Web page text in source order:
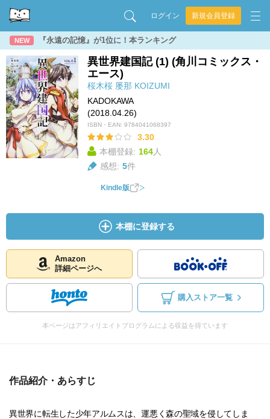
ログイン 新規会員登録
NEW 『永遠の記憶』が1位に！本ランキング
異世界建国記 (1) (角川コミックス・
エース)
桜木桜 屡那 KOIZUMI
KADOKAWA
(2018.04.26)
ISBN・EAN: 9784041068397
3.30
本棚登録: 164人
感想: 5件
Kindle版
本棚に登録する
Amazon
詳細ページへ
購入ストア一覧
本ページはアフィリエイトプログラムによる収益を得ています
作品紹介・あらすじ
異世界に転生した少年アルムスは、運悪く森の聖域を侵してしま